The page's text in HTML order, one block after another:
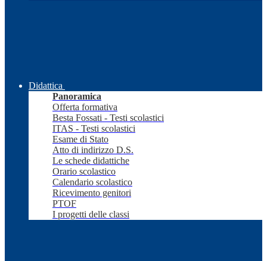
Didattica
Panoramica
Offerta formativa
Besta Fossati - Testi scolastici
ITAS - Testi scolastici
Esame di Stato
Atto di indirizzo D.S.
Le schede didattiche
Orario scolastico
Calendario scolastico
Ricevimento genitori
PTOF
I progetti delle classi